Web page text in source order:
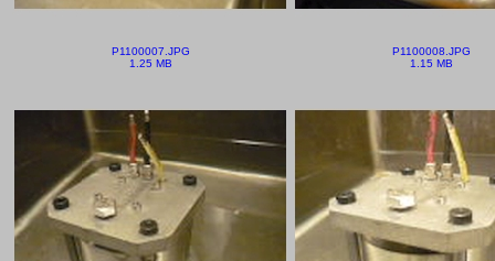
P1100007.JPG
1.25 MB
P1100008.JPG
1.15 MB